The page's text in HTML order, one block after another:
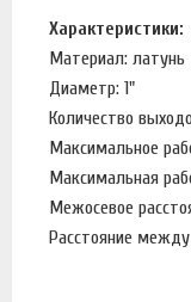
Характеристики:
Материал: латунь
Диаметр: 1"
Количество
Максимальное
Максимальная
Межосевое
Расстояние